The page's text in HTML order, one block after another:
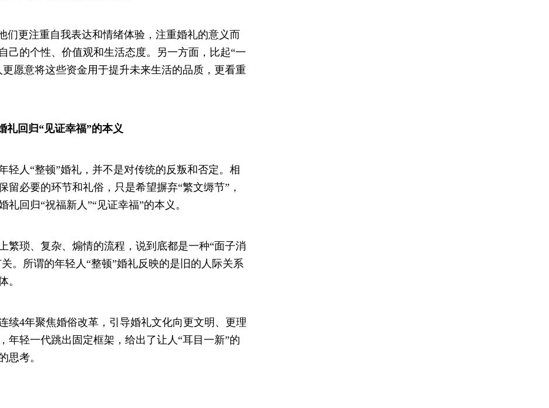
们更注重自我表达和情绪体验，注重婚礼的意义而
己的个性、价值观和生活态度。另一方面，比起“一
愿意将这些资金用于提升未来生活的品质，更看重
礼回归“见证幸福”的本义
轻人“整顿”婚礼，并不是对传统的反叛和否定。相
留必要的环节和礼俗，只是希望摒弃“繁文缛节”，
回归“祝福新人”“见证幸福”的本义。
繁琐、复杂、煽情的流程，说到底都是一种“面子消
。所谓的年轻人“整顿”婚礼反映的是旧的人际关系
。
续4年聚焦婚俗改革，引导婚礼文化向更文明、更理
年轻一代跳出固定框架，给出了让人“耳目一新”的
思考。